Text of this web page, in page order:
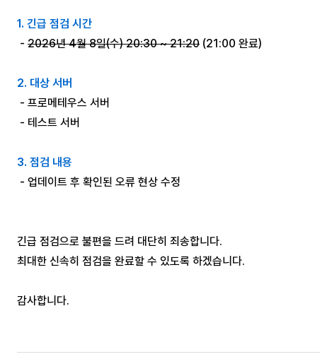
1. 긴급 점검 시간
- 2026년 4월 8일(수) 20:30 ~ 21:20 (21:00 완료)
2. 대상 서버
- 프로메테우스 서버
- 테스트 서버
3. 점검 내용
- 업데이트 후 확인된 오류 현상 수정
긴급 점검으로 불편을 드려 대단히 죄송합니다.
최대한 신속히 점검을 완료할 수 있도록 하겠습니다.
감사합니다.